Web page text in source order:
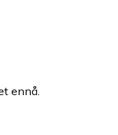
ennå.